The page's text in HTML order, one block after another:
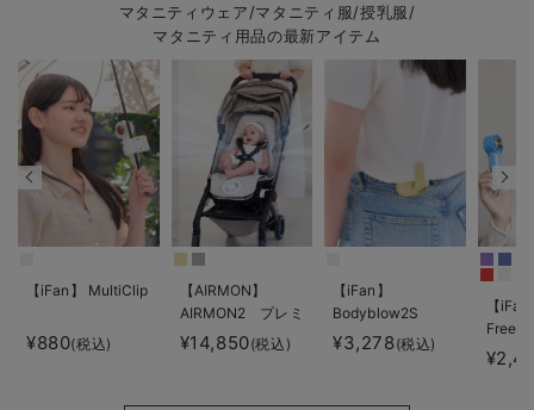
マタニティウェア/マタニティ服/授乳服/
マタニティ用品の最新アイテム
【iFan】 MultiClip
¥880(税込)
【AIRMON】
AIRMON2 プレミ
アム
¥14,850(税込)
【iFan】
Bodyblow2S
¥3,278(税込)
【
Freeze